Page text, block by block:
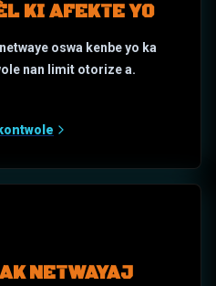
KI AFEKTE YO
oswa kenbe yo ka
nan limit otorize a.
NETWAYAJ